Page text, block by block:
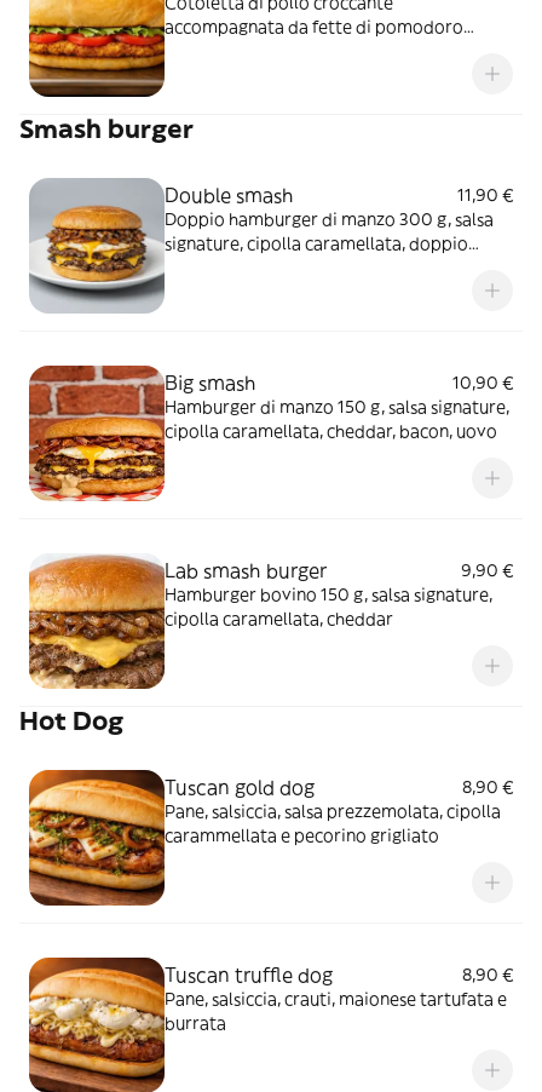
accompagnata da fette di pomodoro
Smash burger
Double smash
11,90 €
Doppio hamburger di manzo 300 g, salsa
signature, cipolla caramellata, doppio
Big smash
10,90 €
Hamburger di manzo 150 g, salsa signature,
cipolla caramellata, cheddar, bacon, uovo
Lab smash burger
9,90 €
Hamburger bovino 150 g, salsa signature,
cipolla caramellata, cheddar
Hot Dog
Tuscan gold dog
8,90 €
Pane, salsiccia, salsa prezzemolata, cipolla
carammellata e pecorino grigliato
Tuscan truffle dog
8,90 €
Pane, salsiccia, crauti, maionese tartufata e
burrata